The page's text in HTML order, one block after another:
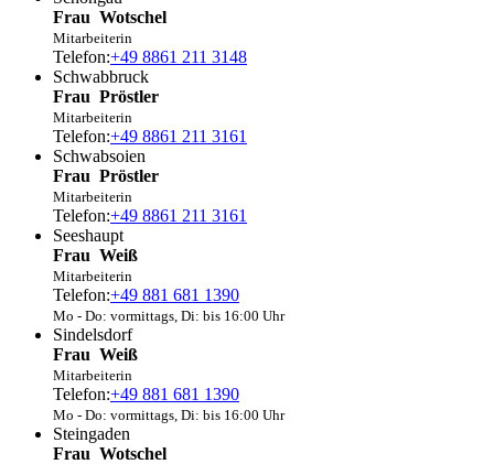
Frau Wotschel
Mitarbeiterin
Telefon:+49 8861 211 3148
Schwabbruck
Frau Pröstler
Mitarbeiterin
Telefon:+49 8861 211 3161
Schwabsoien
Frau Pröstler
Mitarbeiterin
Telefon:+49 8861 211 3161
Seeshaupt
Frau Weiß
Mitarbeiterin
Telefon:+49 881 681 1390
Mo - Do: vormittags, Di: bis 16:00 Uhr
Sindelsdorf
Frau Weiß
Mitarbeiterin
Telefon:+49 881 681 1390
Mo - Do: vormittags, Di: bis 16:00 Uhr
Steingaden
Frau Wotschel